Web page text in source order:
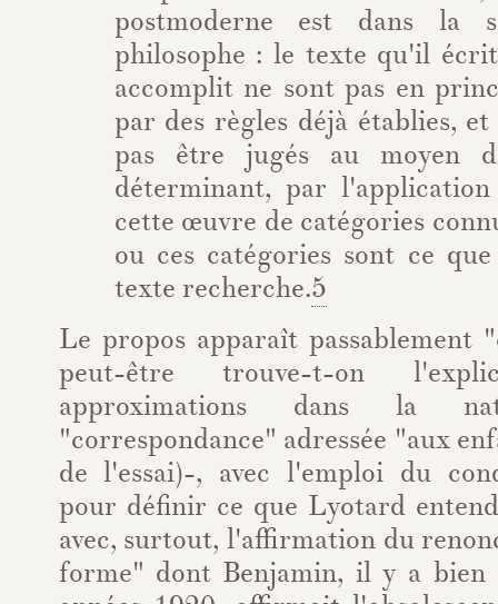
postmoderne est dans la
philosophe : le texte qu'il
accomplit ne sont pas en
par des règles déjà établies,
pas être jugés au moyen
déterminant, par
cette œuvre de catégories
ou ces catégories sont ce
texte recherche.5
Le propos apparaît passablement
peut-être trouve-t-on
approximations dans la
"correspondance" adressée "aux
de l'essai)-, avec l'emploi du
pour définir ce que Lyotard
avec, surtout, l'affirmation du
forme" dont Benjamin, il y a bien